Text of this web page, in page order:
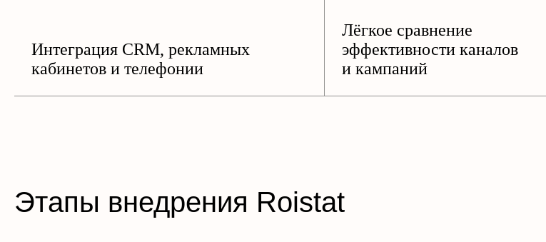
Интеграция CRM, рекламных
кабинетов и телефонии
Лёгкое сравнение
эффективности каналов
и кампаний
Этапы внедрения Roistat